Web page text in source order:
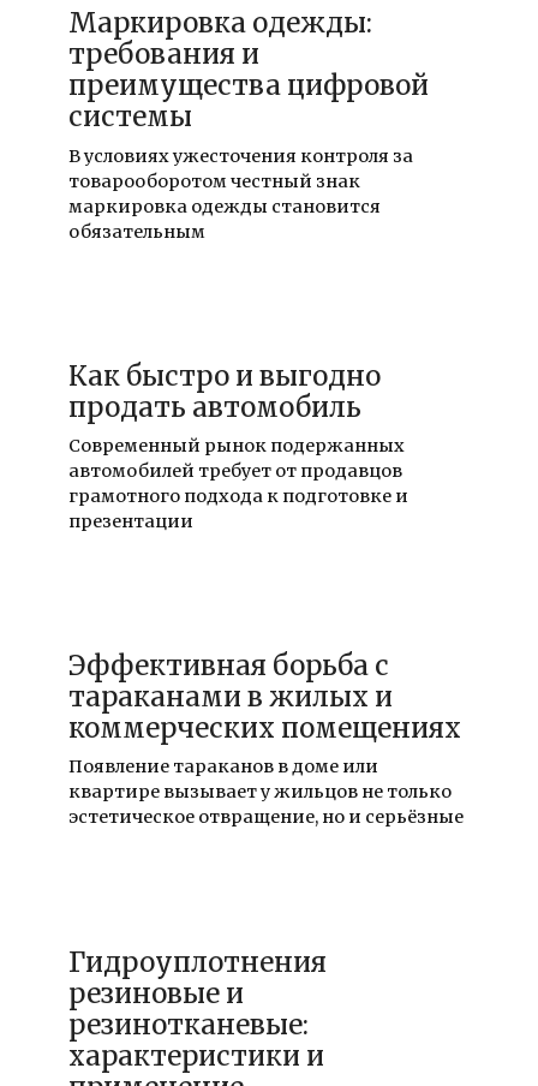
Маркировка одежды:
требования и
преимущества цифровой
системы
В условиях ужесточения контроля за
товарооборотом честный знак
маркировка одежды становится
обязательным
Как быстро и выгодно
продать автомобиль
Современный рынок подержанных
автомобилей требует от продавцов
грамотного подхода к подготовке и
презентации
Эффективная борьба с
тараканами в жилых и
коммерческих помещениях
Появление тараканов в доме или
квартире вызывает у жильцов не только
эстетическое отвращение, но и серьёзные
Гидроуплотнения
резиновые и
резинотканевые:
характеристики и